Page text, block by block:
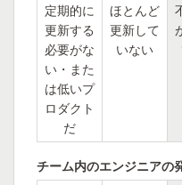
定期的に
更新する
必要がな
い・また
は低いプ
ロダクト
だ
ほとんど
更新して
いない
チーム内のエンジニアの